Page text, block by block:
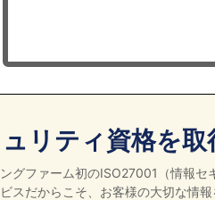
リティ資格を
グファーム初のISO27001（情報セ
スだからこそ、お客様の大切な情